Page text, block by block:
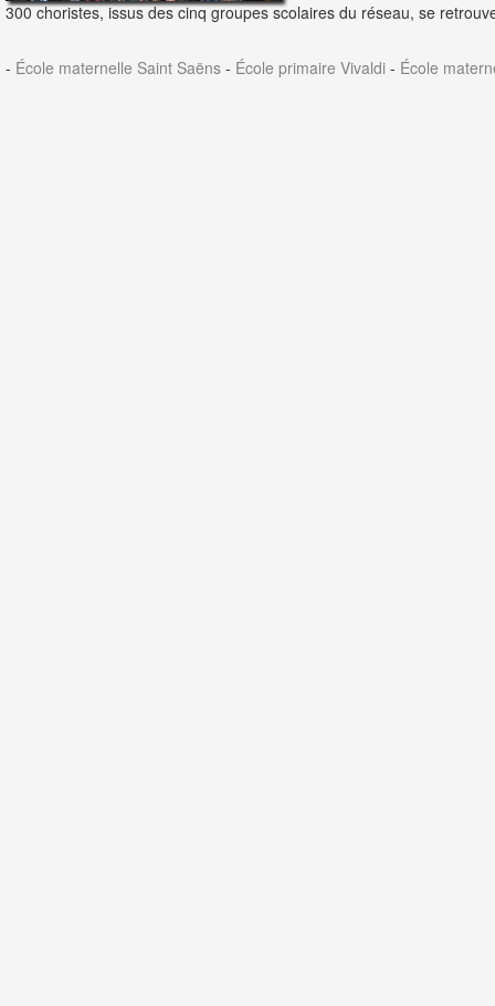
300 choristes, issus des cinq groupes scolaires du réseau, se
- École maternelle Saint Saëns - École primaire Vivaldi - École